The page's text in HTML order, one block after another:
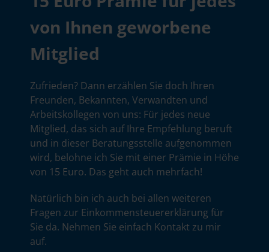
von Ihnen geworbene
Mitglied
Zufrieden? Dann erzählen Sie doch Ihren
Freunden, Bekannten, Verwandten und
Arbeitskollegen von uns: Für jedes neue
Mitglied, das sich auf Ihre Empfehlung beruft
und in dieser Beratungsstelle aufgenommen
wird, belohne ich Sie mit einer Prämie in Höhe
von 15 Euro. Das geht auch mehrfach!
Natürlich bin ich auch bei allen weiteren
Fragen zur Einkommensteuererklärung für
Sie da. Nehmen Sie einfach Kontakt zu mir
auf.